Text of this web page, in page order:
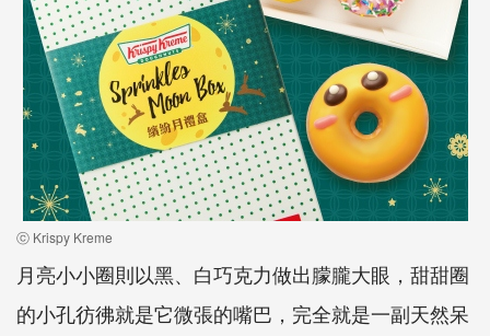
ⓒ Krispy Kreme
月亮小小圈則以黑、白巧克力做出朦朧大眼，甜甜圈
的小孔彷彿就是它微張的嘴巴，完全就是一副天然呆